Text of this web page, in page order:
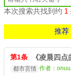
本次搜索共找到约 1
推荐
第1条 《凌晨四点
都市言情 作者：onuu